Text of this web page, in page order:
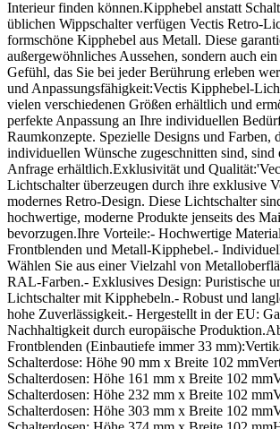
Interieur finden können.Kipphebel anstatt
üblichen Wippschalter verfügen Vectis Retro-
formschöne Kipphebel aus Metall. Diese
außergewöhnliches Aussehen, sondern auch
Gefühl, das Sie bei jeder Berührung erleben
und Anpassungsfähigkeit:Vectis Kipphebel-
vielen verschiedenen Größen erhältlich und
perfekte Anpassung an Ihre individuellen
Raumkonzepte. Spezielle Designs und Farben,
individuellen Wünsche zugeschnitten sind, sind
Anfrage erhältlich.Exklusivität und
Lichtschalter überzeugen durch ihre exklusive
modernes Retro-Design. Diese Lichtschalter
hochwertige, moderne Produkte jenseits des
bevorzugen.Ihre Vorteile:- Hochwertige
Frontblenden und Metall-Kipphebel.-
Wählen Sie aus einer Vielzahl von
RAL-Farben.- Exklusives Design: Puristische
Lichtschalter mit Kipphebeln.- Robust und
hohe Zuverlässigkeit.- Hergestellt in der EU:
Nachhaltigkeit durch europäische
Frontblenden (Einbautiefe immer 33
Schalterdose: Höhe 90 mm x Breite 102
Schalterdosen: Höhe 161 mm x Breite 102
Schalterdosen: Höhe 232 mm x Breite 102
Schalterdosen: Höhe 303 mm x Breite 102